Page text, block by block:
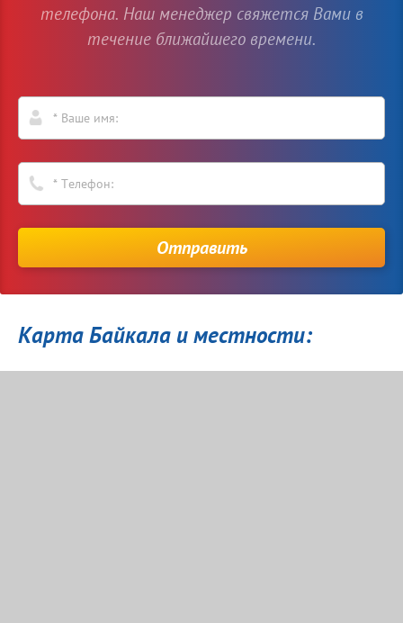
телефона. Наш менеджер свяжется Вами в
течение ближайшего времени.
Отправить
Карта Байкала и местности: